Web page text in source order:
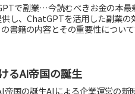
で副業…今読むべきお金の本最
し、ChatGPTを活用した副業の
書籍の内容とその重要性につい
るAI帝国の誕生
帝国の誕生AIによる企業運営の